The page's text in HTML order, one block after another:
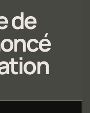
de